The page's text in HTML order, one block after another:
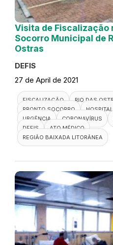
Visita de Fiscalização
Socorro Municipal de
Ostras
DEFIS
27 de April de 2021
FISCALIZAÇÃO
RIO DAS
PRONTO SOCORRO
URGÊNCIA
CORONAVÍRUS
DEFIS
ATO MÉDICO
REGIÃO BAIXADA LITORÂNEA